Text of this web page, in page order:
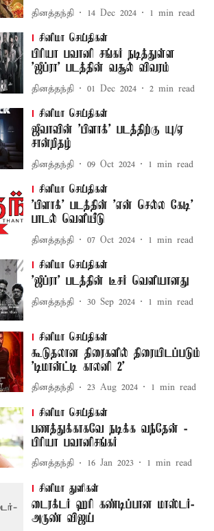
தினத்தந்தி 14 Dec 2024 1 min read
சினிமா செய்திகள்
பிரியா பவானி சங்கர் நடித்துள்ள
'ஜீப்ரா' படத்தின் வசூல் விவரம்
தினத்தந்தி 01 Dec 2024 2 min read
சினிமா செய்திகள்
ஜீவாவின் 'பிளாக்' படத்திற்கு யு/ஏ
சான்றிதழ்
தினத்தந்தி 09 Oct 2024 1 min read
சினிமா செய்திகள்
'பிளாக்' படத்தின் 'என் செல்ல கேடி'
பாடல் வெளியீடு
தினத்தந்தி 07 Oct 2024 1 min read
சினிமா செய்திகள்
'ஜீப்ரா' படத்தின் டீசர் வெளியானது
தினத்தந்தி 30 Sep 2024 1 min read
சினிமா செய்திகள்
கூடுதலான திரைகளில் திரையிடப்படும்
'டிமான்ட்டி காலனி 2'
தினத்தந்தி 23 Aug 2024 1 min read
சினிமா செய்திகள்
பணத்துக்காகவே நடிக்க வந்தேன் -
பிரியா பவானிசங்கர்
தினத்தந்தி 16 Jan 2023 1 min read
சினிமா துளிகள்
டைரக்டர் ஹரி கண்டிப்பான மாஸ்டர்-
அருண் விஜய்